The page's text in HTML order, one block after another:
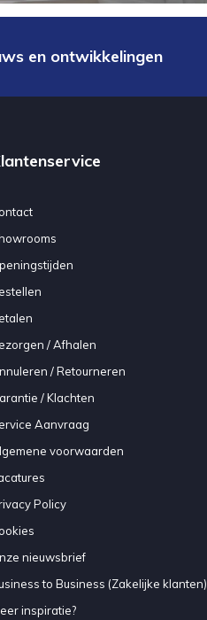
en ontwikkelingen
/ Afhalen
/ Retourneren
/ Klachten
Aanvraag
voorwaarden
Policy
nieuwsbrief
to Business (Zakelijke klanten)
inspiratie?